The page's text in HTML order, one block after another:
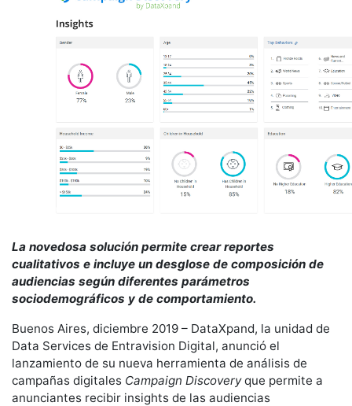
La novedosa solución permite crear reportes
cualitativos e incluye un desglose de composición de
audiencias según diferentes parámetros
sociodemográficos y de comportamiento.
Buenos Aires, diciembre 2019 – DataXpand, la unidad de
Data Services de Entravision Digital, anunció el
lanzamiento de su nueva herramienta de análisis de
campañas digitales Campaign Discoveryque permite a
anunciantes recibir insights de las audiencias